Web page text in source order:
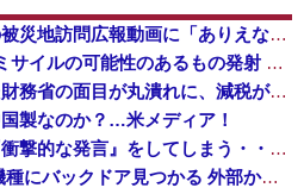
【悲報】蓮舫さん、官邸の被災地訪問広報動画に「ありえない！作成費用は、あなたの税金です！」と猛批判 → ネットからは巨大ブーメランを指摘する声 ...
８月6日…北朝鮮から弾道ミサイルの可能性のあるもの発射 防衛省が発表 [8/6]
消費税減税に反対していた財務省の面目が丸潰れに、減税が決まった途端に市場が動き出したが……
製なのか？…米メディア！
【消費減税】お弁当屋、『衝撃的な発言』をしてしまう・・・・・・
中国Zbtlink製ルーター20機種にバックドア見つかる 外部から完全制御のおそれ